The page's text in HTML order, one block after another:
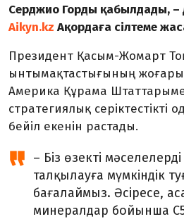
Серджио Горды қабылдады, –
Aikyn.kz Ақордаға сілтеме
Президент Қасым-Жомарт
ынтымақтастығының жоғары
Америка Құрама
стратегиялық серіктестікті
бейіл екенін растады.
– Біз өзекті
талқылауға мүмкіндік
бағалаймыз. Әсіресе,
минералдар бойынша